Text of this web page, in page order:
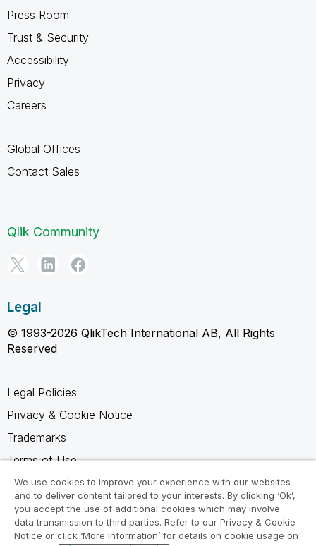
Press Room
Trust & Security
Accessibility
Privacy
Careers
Global Offices
Contact Sales
Qlik Community
Legal
© 1993-2026 QlikTech International AB, All Rights
Reserved
Legal Policies
Privacy & Cookie Notice
Trademarks
Terms of Use
Legal Agreements
Product Terms
Do not share my info
We use cookies to improve your experience with our websites
and to deliver content tailored to your interests. By clicking ‘Ok’,
you accept the use of additional cookies which may involve
data transmission to third parties. Refer to our Privacy & Cookie
Notice or click ‘More Information’ for details on cookie usage on